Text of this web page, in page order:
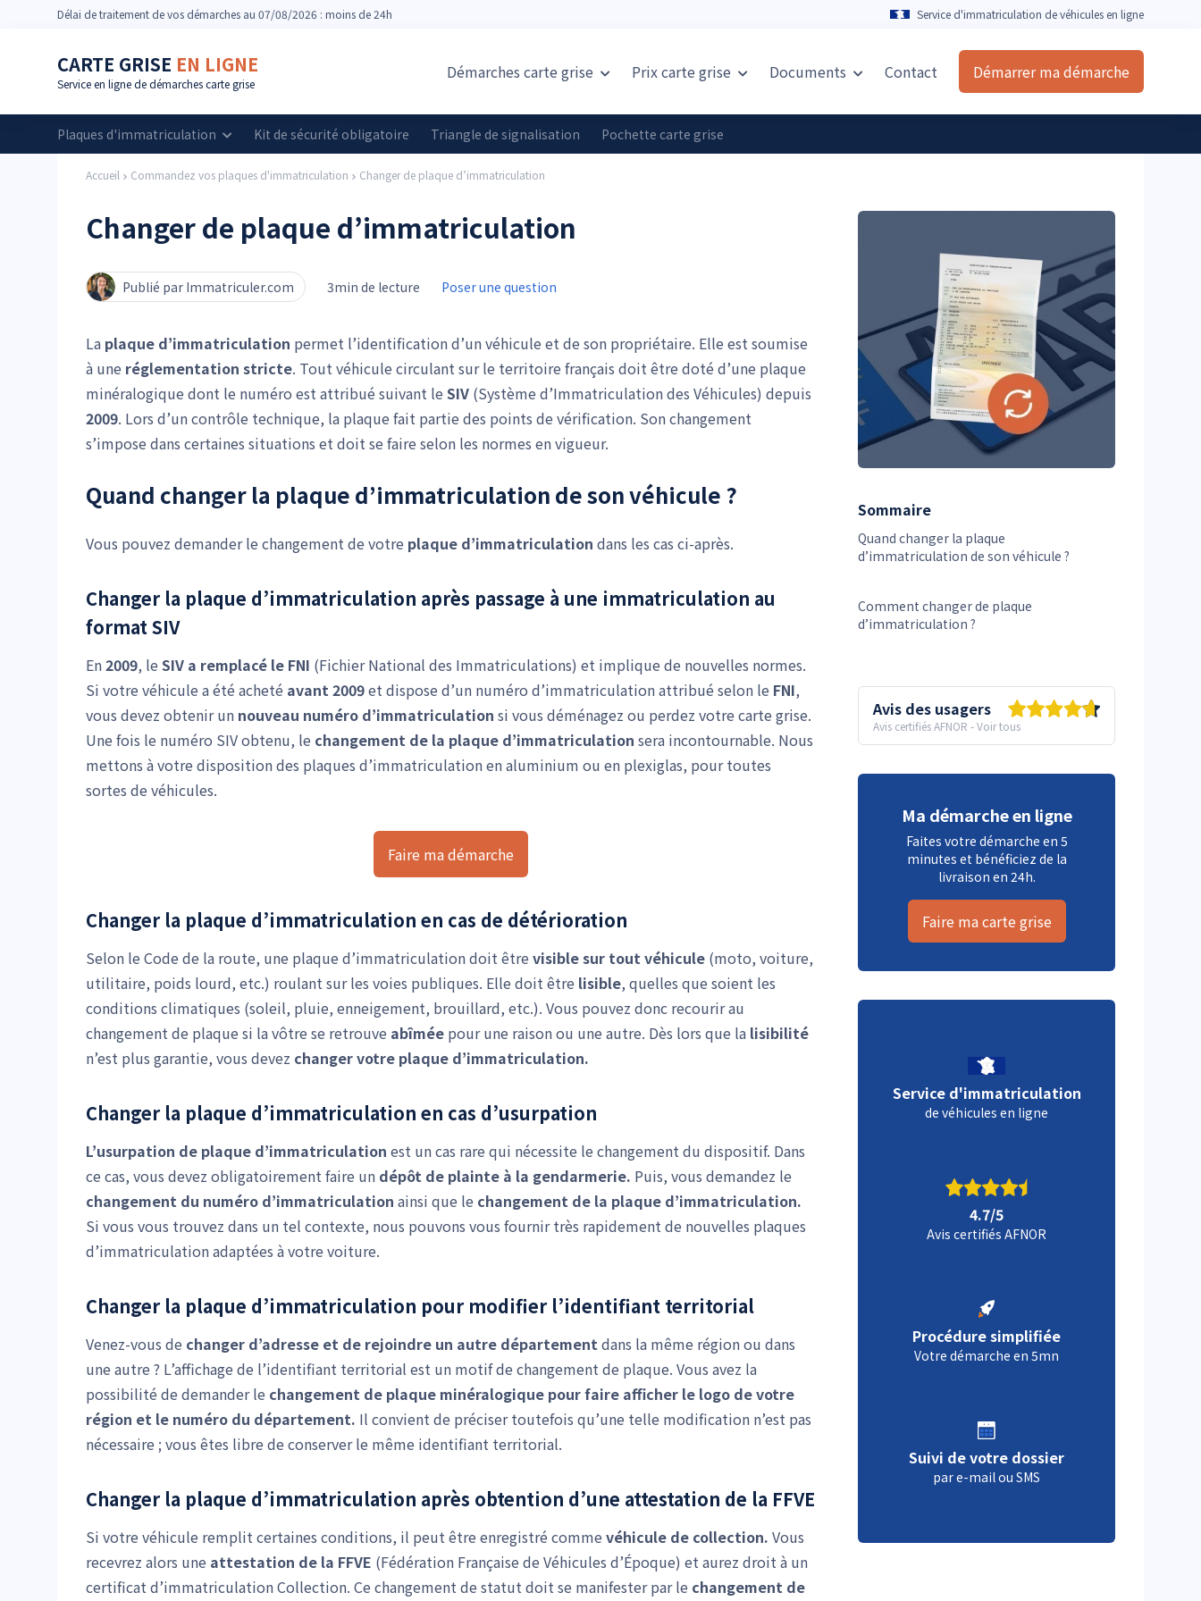
Délai de traitement de vos démarches au 07/08/2026 : moins de 24h Service d'immatriculation de véhicules en ligne
CARTE GRISE EN LIGNE
Service en ligne de démarches carte grise
Démarches carte grise Prixcarte grise Documents Contact Démarrer ma démarche
Plaques d'immatriculation Kit de sécurité obligatoire Triangle de signalisation Pochette carte grise
Accueil Commandez vos plaques d'immatriculation Changer de plaque d’immatriculation
Changer de plaque d’immatriculation
Publié par Immatriculer.com 3min de lecture Poser une question
La plaque d’immatriculation permet l’identification d’un véhicule et de son propriétaire. Elle est soumise
à une réglementation stricte. Tout véhicule circulant sur le territoire français doit être doté d’une plaque
minéralogique dont le numéro est attribué suivant le SIV (Système d’Immatriculation des Véhicules) depuis
2009. Lors d’un contrôle technique, la plaque fait partie des points de vérification. Son changement
s’impose dans certaines situations et doit se faire selon les normes en vigueur.
Quand changer la plaque d’immatriculation de son véhicule ?
Vous pouvez demander le changement de votre plaque d’immatriculation dans les cas ci-après.
Changer la plaque d’immatriculation après passage à une immatriculation au
format SIV
En2009, le SIV a remplacé le FNI (Fichier National des Immatriculations) et implique de nouvelles normes.
Si votre véhicule a été acheté avant 2009et dispose d’un numéro d’immatriculation attribué selon le FNI,
vous devez obtenir un nouveau numéro d’immatriculation si vous déménagez ou perdez votre carte grise.
Une fois le numéro SIV obtenu, le changement de la plaque d’immatriculation sera incontournable. Nous
mettons à votre disposition des plaques d’immatriculation en aluminium ou en plexiglas, pour toutes
sortes de véhicules.
Faire ma démarche
Changer la plaque d’immatriculation en cas de détérioration
Selon le Code de la route, une plaque d’immatriculation doit être visible sur tout véhicule (moto, voiture,
utilitaire, poids lourd, etc.) roulant sur les voies publiques. Elle doit être lisible, quelles que soient les
conditions climatiques (soleil, pluie, enneigement, brouillard, etc.). Vous pouvez donc recourir au
changement de plaque si la vôtre se retrouve abîmée pour une raison ou une autre. Dès lors que la lisibilité
n’est plus garantie, vous devez changer votre plaque d’immatriculation.
Changer la plaque d’immatriculation en cas d’usurpation
L’usurpation de plaque d’immatriculation est un cas rare qui nécessite le changement du dispositif. Dans
ce cas, vous devez obligatoirement faire un dépôt de plainte à la gendarmerie. Puis, vous demandez le
changement du numéro d’immatriculation ainsi que le changement de la plaque d’immatriculation.
Si vous vous trouvez dans un tel contexte, nous pouvons vous fournir très rapidement de nouvelles plaques
d’immatriculation adaptées à votre voiture.
Changer la plaque d’immatriculation pour modifier l’identifiant territorial
Venez-vous de changer d’adresse et de rejoindre un autre départementdans la même région ou dans
une autre ? L’affichage de l’identifiant territorial est un motif de changement de plaque. Vous avez la
possibilité de demander le changement de plaque minéralogique pour faire afficher le logo de votre
région et le numéro du département. Il convient de préciser toutefois qu’une telle modification n’est pas
nécessaire ; vous êtes libre de conserver le même identifiant territorial.
Changer la plaque d’immatriculation après obtention d’une attestation de la FFVE
Si votre véhicule remplit certaines conditions, il peut être enregistré comme véhicule de collection. Vous
recevrez alors une attestation de la FFVE (Fédération Française de Véhicules d’Époque) et aurez droit à un
certificat d’immatriculation Collection. Ce changement de statut doit se manifester par le changement de
Sommaire
Quand changer la plaque
d’immatriculation de son véhicule ?
Comment changer de plaque
d’immatriculation ?
Avis des usagers
Avis certifiés AFNOR -Voir tous
Ma démarche en ligne
Faites votre démarche en 5
minutes et bénéficiez de la
livraison en 24h.
Faire ma carte grise
Service d'immatriculation
de véhicules en ligne
4.7/5
Avis certifiés AFNOR
Procédure simplifiée
Votre démarche en 5mn
Suivi de votre dossier
par e-mail ou SMS